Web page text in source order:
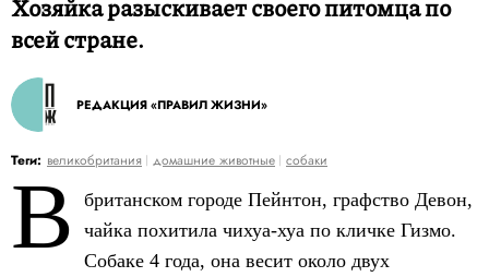
Хозяйка разыскивает своего питомца по
всей стране.
РЕДАКЦИЯ «ПРАВИЛ ЖИЗНИ»
Теги: великобритания домашние животные собаки
В
британском городе Пейнтон, графство Девон,
чайка похитила чихуа-хуа по кличке Гизмо.
Собаке 4 года, она весит около двух